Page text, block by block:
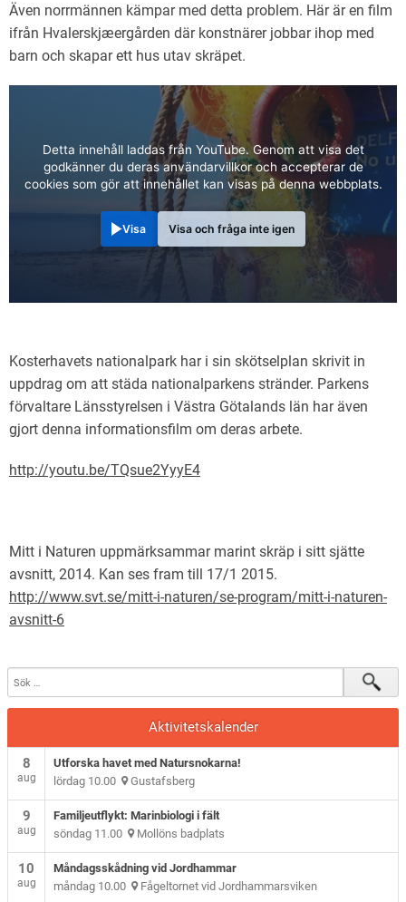
Även norrmännen kämpar med detta problem. Här är en film
ifrån Hvalerskjæergården där konstnärer jobbar ihop med
barn och skapar ett hus utav skräpet.
Detta innehåll laddas från YouTube. Genom att visa det
godkänner du deras användarvillkor och accepterar de
cookies som gör att innehållet kan visas på denna webbplats.
Visa Visa och fråga inte igen
Kosterhavets nationalpark har i sin skötselplan skrivit in
uppdrag om att städa nationalparkens stränder. Parkens
förvaltare Länsstyrelsen i Västra Götalands län har även
gjort denna informationsfilm om deras arbete.
http://youtu.be/TQsue2YyyE4
Mitt i Naturen uppmärksammar marint skräp i sitt sjätte
avsnitt, 2014. Kan ses fram till 17/1 2015.
http://www.svt.se/mitt-i-naturen/se-program/mitt-i-naturen-
avsnitt-6
Aktivitetskalender
8
aug
Utforska havet med Natursnokarna!
lördag 10.00 Gustafsberg
9
aug
Familjeutflykt: Marinbiologi i fält
söndag 11.00 Mollöns badplats
10
aug
Måndagsskådning vid Jordhammar
måndag 10.00 Fågeltornet vid Jordhammarsviken